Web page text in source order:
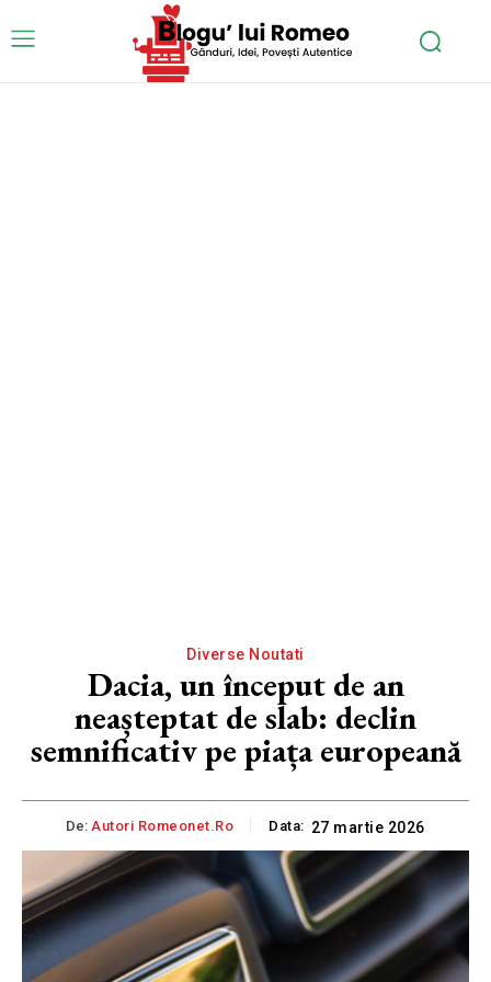
Diverse Noutati
Dacia, un început de an
neașteptat de slab: declin
semnificativ pe piața europeană
De: Autori Romeonet.ro Data: 27 martie 2026